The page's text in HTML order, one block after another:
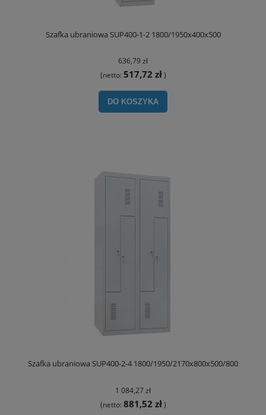
Szafka ubraniowa SUP400-1-2 1800/1950x400x500
636,79 zł
(netto: 517,72 zł)
DO KOSZYKA
Szafka ubraniowa SUP400-2-4 1800/1950/2170x800x500/800
1 084,27 zł
(netto: 881,52 zł)